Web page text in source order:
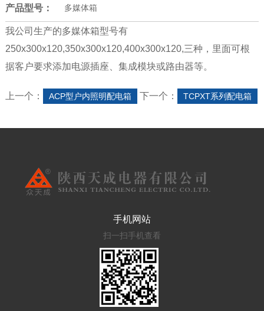
产品型号： 多媒体箱
我公司生产的多媒体箱型号有
250x300x120,350x300x120,400x300x120,三种，里面可根
据客户要求添加电源插座、集成模块或路由器等。
上一个： ACP型户内照明配电箱 下一个： TCPXT系列配电箱
手机网站
扫一扫手机查看